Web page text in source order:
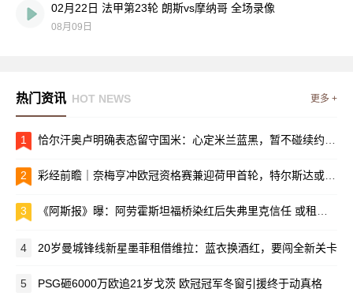
02月22日 法甲第23轮 朗斯vs摩纳哥 全场录像
08月09日
热门资讯 HOT NEWS 更多 +
1 恰尔汗奥卢明确表态留守国米：心定米兰蓝黑，暂不碰续约，先冲赛场荣誉
2 彩经前瞻｜奈梅亨冲欧冠资格赛兼迎荷甲首轮，特尔斯达或造冷门搅局
3 《阿斯报》曝：阿劳霍斯坦福桥染红后失弗里克信任 或租借利物浦
4 20岁曼城锋线新星墨菲租借维拉：蓝衣换酒红，要闯全新关卡
5 PSG砸6000万欧追21岁戈茨 欧冠冠军冬窗引援终于动真格